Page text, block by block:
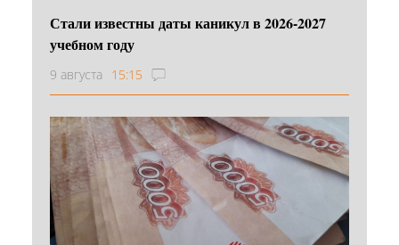
Стали известны даты каникул в 2026-2027
учебном году
9 августа 15:15